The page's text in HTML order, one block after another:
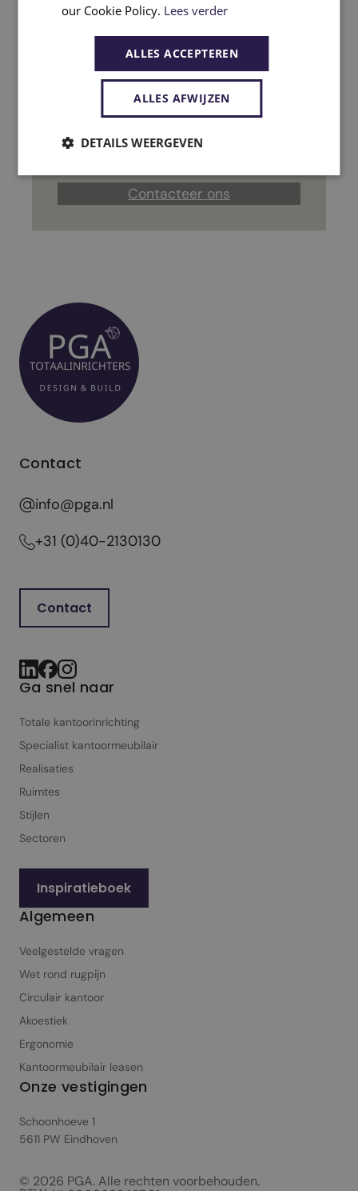
Staat jouw vraag er niet
tussen?
Geen antwoord gevonden?
We helpen je verder, persoonlijk, op
locatie of digitaal.
Contacteer ons
Contact
info@pga.nl
+31 (0)40-2130130
Contact
Ga snel naar
Totale kantoorinrichting
Specialist kantoor­meubilair
Realisaties
Ruimtes
Stijlen
Sectoren
Inspiratieboek
Algemeen
Veelgestelde vragen
Wet rond rugpijn
Circulair kantoor
Akoestiek
Ergonomie
Kantoormeubilair leasen
Onze vestigingen
Schoonhoeve 1
5611 PW Eindhoven
© 2026 PGA. Alle rechten voorbehouden.
our Cookie Policy. Lees verder
ALLES ACCEPTEREN
ALLES AFWIJZEN
DETAILS WEERGEVEN